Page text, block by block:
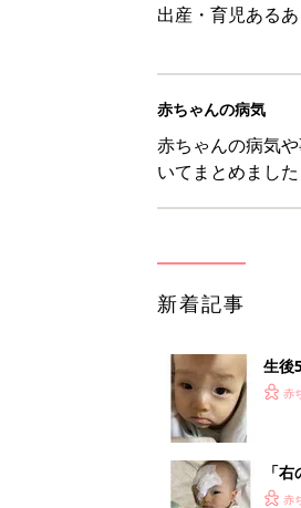
出産・育児ある
赤ちゃんの病気
赤ちゃんの病気
いてまとめました
新着記事
生後
の生
赤
「
芽細
赤